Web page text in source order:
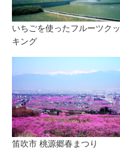
いちごを使ったフルーツクッ
キング
笛吹市 桃源郷春まつり